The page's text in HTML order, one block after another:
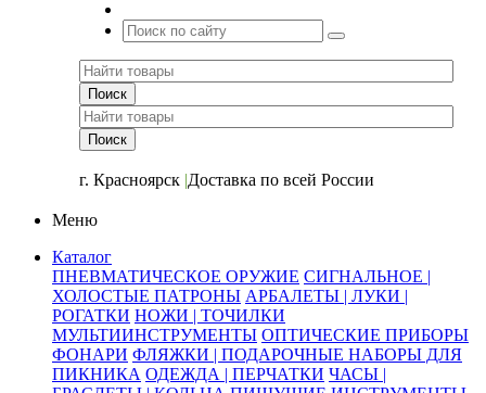
г. Красноярск |Доставка по всей России
Меню
Каталог
ПНЕВМАТИЧЕСКОЕ ОРУЖИЕ СИГНАЛЬНОЕ |
ХОЛОСТЫЕ ПАТРОНЫ АРБАЛЕТЫ | ЛУКИ |
РОГАТКИ НОЖИ | ТОЧИЛКИ
МУЛЬТИИНСТРУМЕНТЫ ОПТИЧЕСКИЕ ПРИБОРЫ
ФОНАРИ ФЛЯЖКИ | ПОДАРОЧНЫЕ НАБОРЫ ДЛЯ
ПИКНИКА ОДЕЖДА | ПЕРЧАТКИ ЧАСЫ |